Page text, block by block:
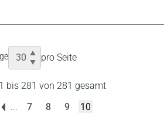
pro Seite
bis 281 von 281 gesamt
...
7 8 9 10